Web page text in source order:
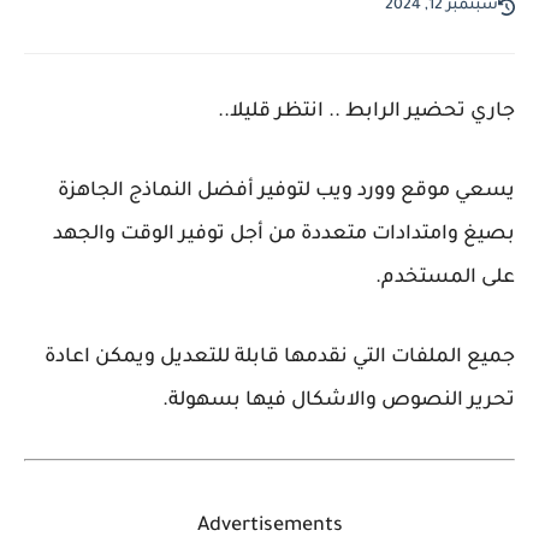
سبتمبر 12, 2024
جاري تحضير الرابط .. انتظر قليلا..
يسعي موقع وورد ويب لتوفير أفضل النماذج الجاهزة
بصيغ وامتدادات متعددة من أجل توفير الوقت والجهد
على المستخدم.
جميع الملفات التي نقدمها قابلة للتعديل ويمكن اعادة
تحرير النصوص والاشكال فيها بسهولة.
Advertisements